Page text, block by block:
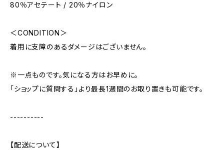
80％アセテート / 20％ナイロン
＜CONDITION＞
着用に支障のあるダメージはございません。
※一点ものです。気になる方はお早めに。
「ショップに質問する」より最長1週間のお取り置きも可能です。
----------
【配送について】